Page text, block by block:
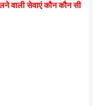
सेवाएं कौन कौन सी